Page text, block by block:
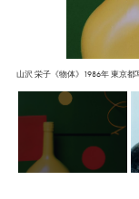
山沢 栄子《物体》1986年 東京